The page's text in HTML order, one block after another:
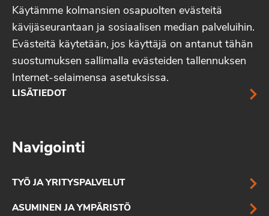
Käytämme kolmansien osapuolten evästeitä
kävijäseurantaan ja sosiaalisen median palveluihin.
Evästeitä käytetään, jos käyttäjä on antanut tähän
suostumuksen sallimalla evästeiden tallennuksen
Internet-selaimensa asetuksissa.
LISÄTIEDOT
Navigointi
TYÖ JA YRITYSPALVELUT
ASUMINEN JA YMPÄRISTÖ